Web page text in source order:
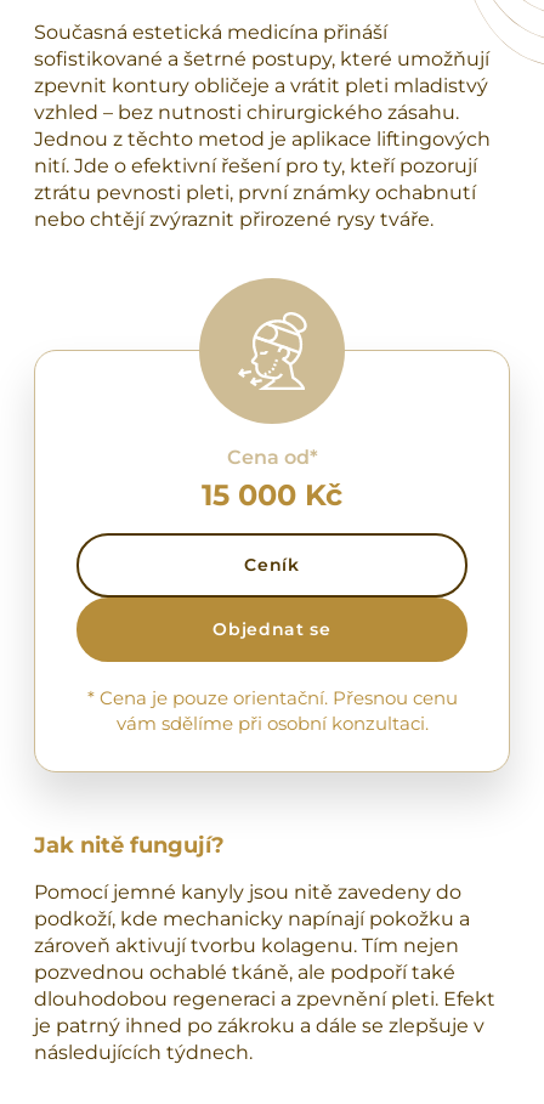
Současná estetická medicína přináší
sofistikované a šetrné postupy, které umožňují
zpevnit kontury obličeje a vrátit pleti mladistvý
vzhled – bez nutnosti chirurgického zásahu.
Jednou z těchto metod je aplikace liftingových
nití. Jde o efektivní řešení pro ty, kteří pozorují
ztrátu pevnosti pleti, první známky ochabnutí
nebo chtějí zvýraznit přirozené rysy tváře.
Cena od*
15 000 Kč
Ceník
Objednat se
* Cena je pouze orientační. Přesnou cenu
vám sdělíme při osobní konzultaci.
Jak nitě fungují?
Pomocí jemné kanyly jsou nitě zavedeny do
podkoží, kde mechanicky napínají pokožku a
zároveň aktivují tvorbu kolagenu. Tím nejen
pozvednou ochablé tkáně, ale podpoří také
dlouhodobou regeneraci a zpevnění pleti. Efekt
je patrný ihned po zákroku a dále se zlepšuje v
následujících týdnech.